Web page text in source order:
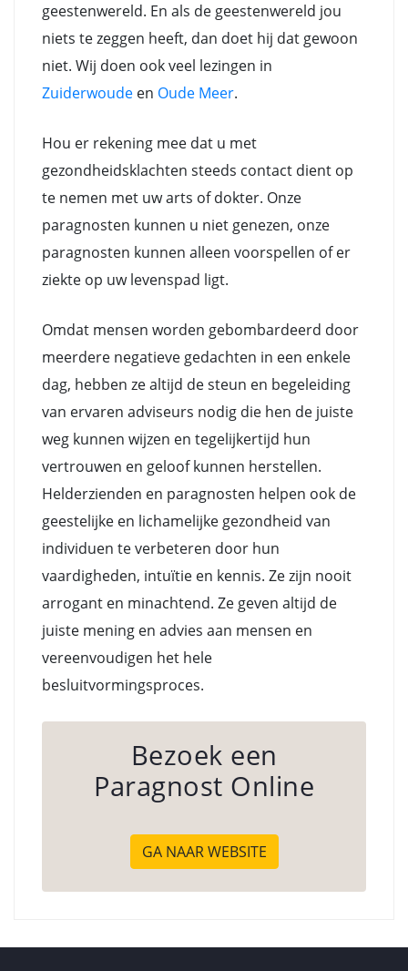
geestenwereld. En als de geestenwereld jou
niets te zeggen heeft, dan doet hij dat gewoon
niet. Wij doen ook veel lezingen in
Zuiderwoude en Oude Meer.
Hou er rekening mee dat u met
gezondheidsklachten steeds contact dient op
te nemen met uw arts of dokter. Onze
paragnosten kunnen u niet genezen, onze
paragnosten kunnen alleen voorspellen of er
ziekte op uw levenspad ligt.
Omdat mensen worden gebombardeerd door
meerdere negatieve gedachten in een enkele
dag, hebben ze altijd de steun en begeleiding
van ervaren adviseurs nodig die hen de juiste
weg kunnen wijzen en tegelijkertijd hun
vertrouwen en geloof kunnen herstellen.
Helderzienden en paragnosten helpen ook de
geestelijke en lichamelijke gezondheid van
individuen te verbeteren door hun
vaardigheden, intuïtie en kennis. Ze zijn nooit
arrogant en minachtend. Ze geven altijd de
juiste mening en advies aan mensen en
vereenvoudigen het hele
besluitvormingsproces.
Bezoek een
Paragnost Online
GA NAAR WEBSITE